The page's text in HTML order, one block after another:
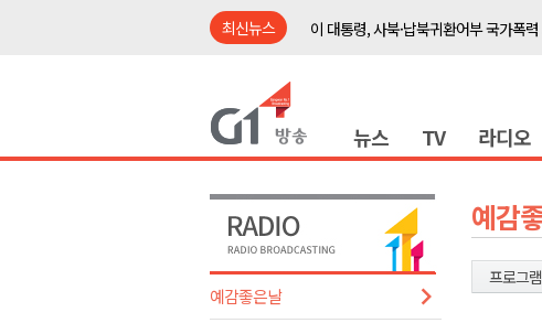
최신뉴스
이 대통령, 사북·납북귀환어부 국가폭
이광재 국회 예결위원장, 강릉시 초청
육동한 시장, 국제스케이트장 춘천 유치
영월군, 국·도비 확보 보고회 개최
삼척 공공산후조리원 이전 시급
강원자치도교육청 교감급 이상 387명 인
뉴스 TV 라디오
예감좋은날
예감
프로그